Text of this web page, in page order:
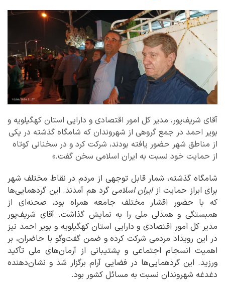
آقای شریف‌پور، مدیر کل امور اقتصادی و دارایی استان کهگیلویه و
بویر احمد در جمع گروهی از شهروندان که شامگاه گذشته در یکی
از مناطق شهر حضور یافته بودند، شرکت کرد و در سخنانی کوتاه
از حمایت خود نسبت به ایران اسلامی سخن گفت.»
شامگاه گذشته، شمار قابل توجهی از مردم در نقاط مختلف شهر
برای ابراز حمایت ازایران اسلامی گرد هم آمدند. این گردهمایی‌ها
که با حضور اقشار مختلف جامعه همراه بود، صحنه‌ای از
همبستگی و همدلی ملی را به نمایش گذاشت. آقای شریف‌پور
مدیر کل امور اقتصادی و دارایی استان کهگیلویه و بویر احمد نیز
در این رویداد مردمی شرکت کرده و ضمن گفت‌وگو با حاضران، بر
اهمیت انسجام اجتماعی و پشتیبانی از آرمان‌های ملی تأکید
ورزید. این گردهمایی‌ها در فضایی آرام برگزار شد و نشان‌دهنده
دغدغه شهروندان نسبت به مسائل کشور بود.